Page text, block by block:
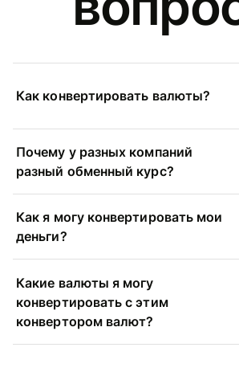
Как конвертировать валюты?
Почему у разных компаний
разный обменный курс?
Как я могу конвертировать мои
деньги?
Какие валюты я могу
конвертировать с этим
конвертором валют?